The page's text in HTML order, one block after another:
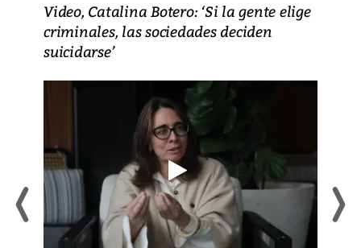
Video, Catalina Botero: ‘Si la gente elige
criminales, las sociedades deciden
suicidarse’